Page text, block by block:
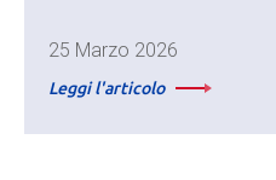
25 Marzo 2026
Leggi l'articolo